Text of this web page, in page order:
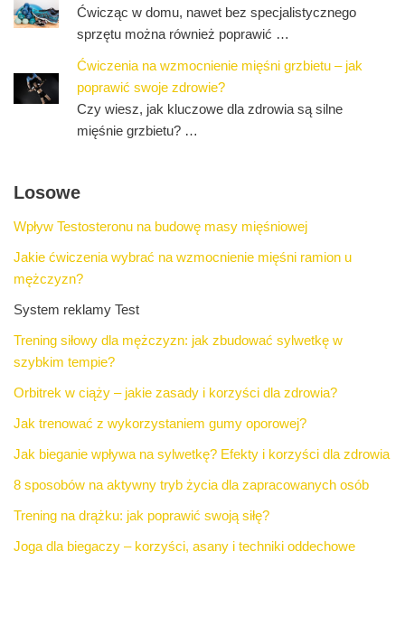
Ćwicząc w domu, nawet bez specjalistycznego
sprzętu można również poprawić …
Ćwiczenia na wzmocnienie mięśni grzbietu – jak
poprawić swoje zdrowie?
Czy wiesz, jak kluczowe dla zdrowia są silne
mięśnie grzbietu? …
Losowe
Wpływ Testosteronu na budowę masy mięśniowej
Jakie ćwiczenia wybrać na wzmocnienie mięśni ramion u
mężczyzn?
System reklamy Test
Trening siłowy dla mężczyzn: jak zbudować sylwetkę w
szybkim tempie?
Orbitrek w ciąży – jakie zasady i korzyści dla zdrowia?
Jak trenować z wykorzystaniem gumy oporowej?
Jak bieganie wpływa na sylwetkę? Efekty i korzyści dla zdrowia
8 sposobów na aktywny tryb życia dla zapracowanych osób
Trening na drążku: jak poprawić swoją siłę?
Joga dla biegaczy – korzyści, asany i techniki oddechowe